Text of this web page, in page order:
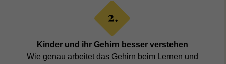
Kinder und ihr Gehirn besser verstehen
Wie genau arbeitet das Gehirn beim Lernen und